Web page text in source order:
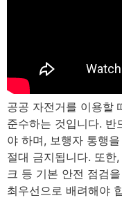
공공 자전거를 이용할
준수하는 것입니다. 반
야 하며, 보행자 통행
절대 금지됩니다. 또한
크 등 기본 안전 점검
최우선으로 배려해야